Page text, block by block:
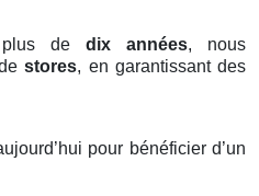
plus de dix années, nous
destores, en garantissant des
pour bénéficier d’un